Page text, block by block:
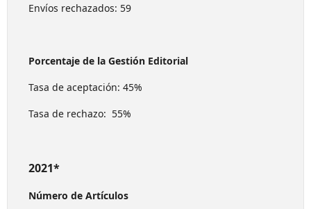
Envíos rechazados: 59
Porcentaje de la Gestión Editorial
Tasa de aceptación: 45%
Tasa de rechazo: 55%
2021*
Número de Artículos